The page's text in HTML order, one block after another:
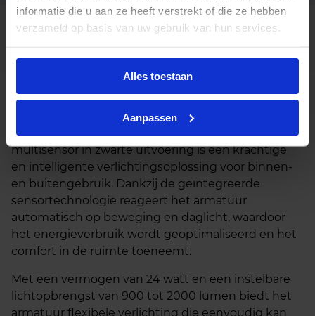
informatie die u aan ze heeft verstrekt of die ze hebben
verzameld op basis van uw gebruik van hun services.
Alles toestaan
Aanpassen
2000Lm, 24W, 3000K/4000K,
Beschrijving
De Rockdisc III LED opbouwarmatuur met
multisensor in zwarte uitvoering is een krachtige
en intelligente verlichtingsoplossing voor binnen-
en buitengebruik. Dankzij de geïntegreerde
sensortechnologie reageert het armatuur
automatisch op beweging en daglicht, waardoor
het energieverbruik wordt geoptimaliseerd en het
comfort in de ruimte toeneemt.
Met een vermogen van 24 watt en een instelbare
lichtopbrengst van 900 tot 2000 lumen biedt het
armatuur flexibele verlichting die eenvoudig kan